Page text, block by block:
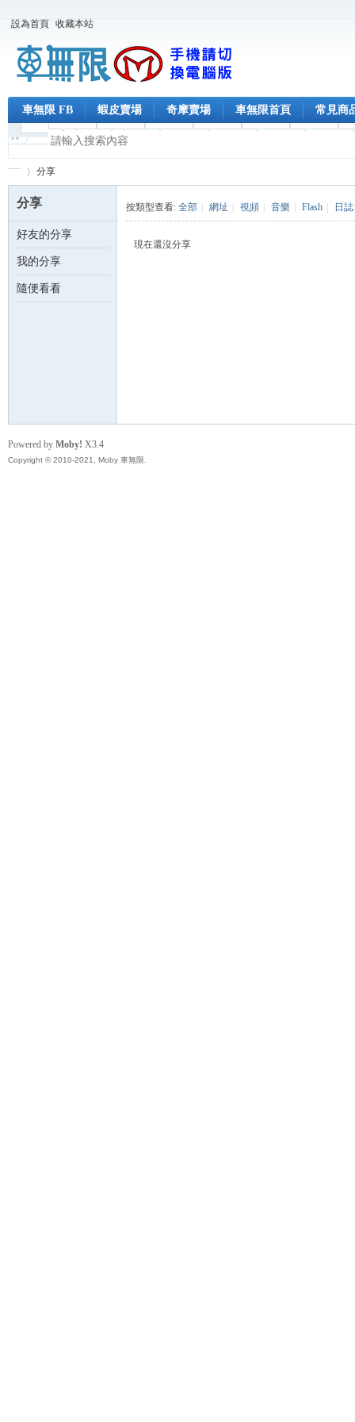
設為首頁 收藏本站
車無限 FB 蝦皮賣場 奇摩賣場 車無限首頁 常見商
車 ›
分享
分享
好友的分享
我的分享
隨便看看
按類型查看: 全部 網址 視頻 音樂 Flash 日誌
現在還沒分享
Powered by Moby! X3.4
Copyright © 2010-2021, Moby 車無限.